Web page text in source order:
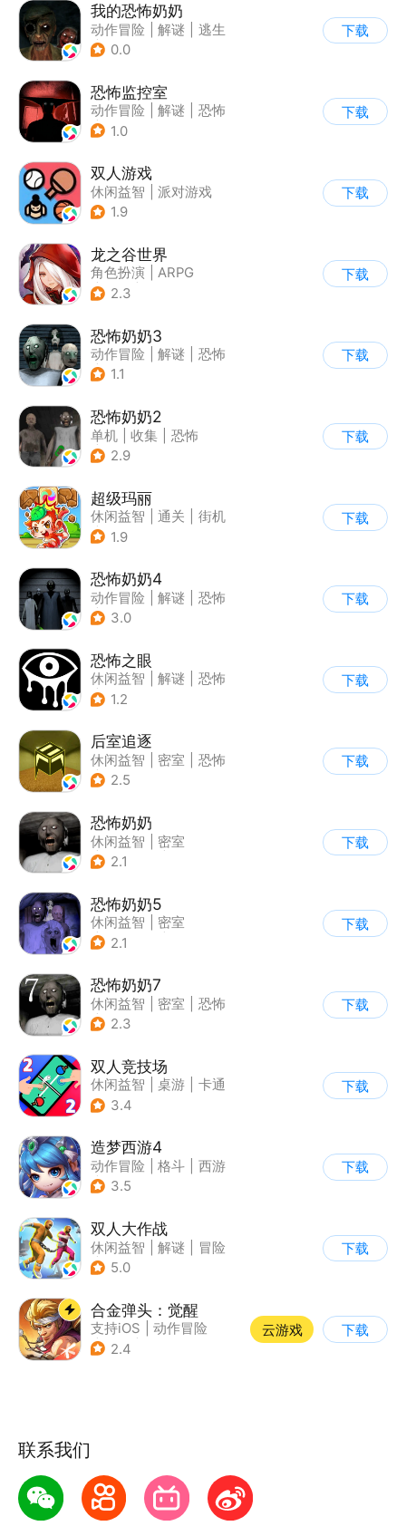
我的恐怖奶奶
动作冒险 解谜
逃生
| 写实
0.0
下载
恐怖监控室
动作冒险 解谜
恐怖
| 剧情
1.0
下载
双人游戏
休闲益智
派对游戏
1.9
下载
龙之谷世界
角色扮演
ARPG
| 奇幻
2.3
下载
恐怖奶奶3
动作冒险 解谜
恐怖
| 恐怖奶奶
1.1
下载
恐怖奶奶2
单机 收集
恐怖
| 恐怖奶奶
2.9
下载
超级玛丽
休闲益智 通关
街机
| 儿童游戏
1.9
下载
恐怖奶奶4
动作冒险 解谜
恐怖
| 恐怖奶奶
3.0
下载
恐怖之眼
休闲益智 解谜
恐怖
| 单机
1.2
下载
后室追逐
休闲益智 密室
恐怖
| 卡通
2.5
下载
恐怖奶奶
休闲益智
密室
| 恐怖奶奶
2.1
下载
恐怖奶奶5
休闲益智
密室
| 恐怖奶奶
2.1
下载
恐怖奶奶7
休闲益智 密室
恐怖
| 恐怖奶奶
2.3
下载
双人竞技场
休闲益智 桌游
卡通
3.4
下载
造梦西游4
动作冒险 格斗
西游
| 横版过关
3.5
下载
双人大作战
休闲益智 解谜
冒险
| 派对游戏
5.0
下载
合金弹头：觉醒
支持iOS
动作冒险
| 射击
2.4
云游戏 下载
联系我们